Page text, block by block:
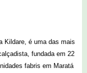
Kildare, é uma das mais
fundada em 22
fabris em Maratá